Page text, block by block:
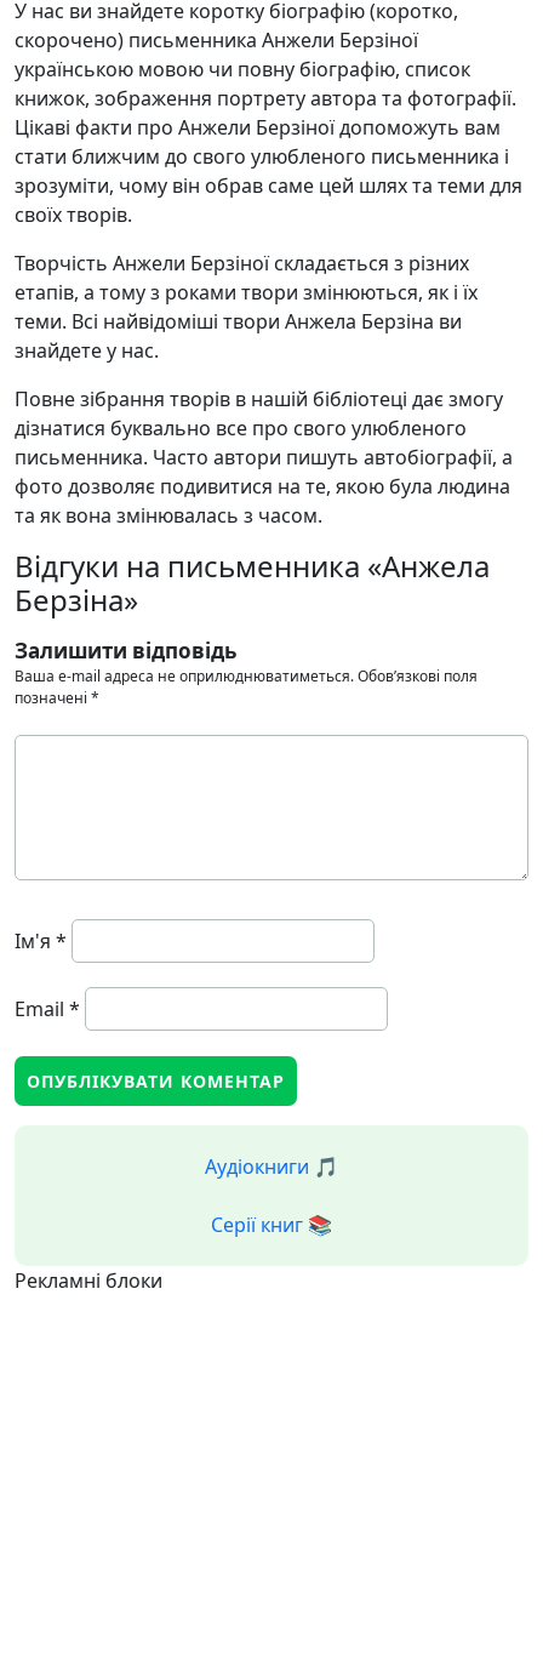
У нас ви знайдете коротку біографію (коротко,
скорочено) письменника Анжели Берзіної
українською мовою чи повну біографію, список
книжок, зображення портрету автора та фотографії.
Цікаві факти про Анжели Берзіної допоможуть вам
стати ближчим до свого улюбленого письменника і
зрозуміти, чому він обрав саме цей шлях та теми для
своїх творів.
Творчість Анжели Берзіної складається з різних
етапів, а тому з роками твори змінюються, як і їх
теми. Всі найвідоміші твори Анжела Берзіна ви
знайдете у нас.
Повне зібрання творів в нашій бібліотеці дає змогу
дізнатися буквально все про свого улюбленого
письменника. Часто автори пишуть автобіографії, а
фото дозволяє подивитися на те, якою була людина
та як вона змінювалась з часом.
Відгуки на письменника «Анжела
Берзіна»
Залишити відповідь
Ваша e-mail адреса не оприлюднюватиметься.Обов’язкові поля
позначені *
Ім'я *
Email *
Аудіокниги 🎵
Серії книг 📚
Рекламні блоки